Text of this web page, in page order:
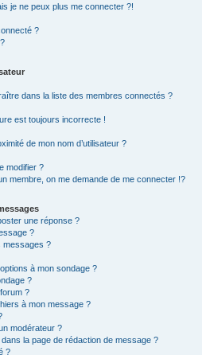
je ne peux plus me connecter ?!
?
dans la liste des membres connectés ?
est toujours incorrecte !
de mon nom d’utilisateur ?
modifier ?
membre, on me demande de me connecter !?
une réponse ?
?
messages ?
à mon sondage ?
?
?
à mon message ?
modérateur ?
la page de rédaction de message ?
?